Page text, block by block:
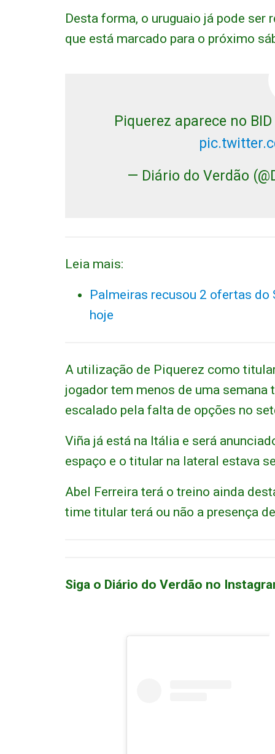
Desta forma, o uruguaio já pode ser
que está marcado para o próximo
Piquerez aparece no
— Diário do Verdão
Leia mais:
Palmeiras recusou 2 ofertas do
hoje
A utilização de Piquerez como
jogador tem menos de uma
escalado pela falta de opções no
Viña já está na Itália e será
espaço e o titular na lateral estava
Abel Ferreira terá o treino ainda
time titular terá ou não a presença
Siga o Diário do Verdão no